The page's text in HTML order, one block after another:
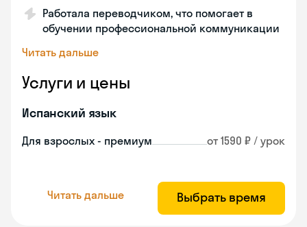
Работала переводчиком, что помогает в
обучении профессиональной коммуникации
Читать дальше
Услуги и цены
Испанский язык
Для взрослых - премиум от 1590 ₽ / урок
Читать дальше Выбрать время